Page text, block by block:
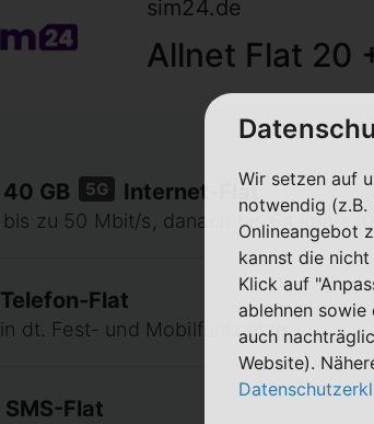
sim24.de
Allnet Flat 20
40 GB 5G Internet-Flat
bis zu 50 Mbit/s, danach bis 64 kbit/s
Telefon-Flat
in dt. Fest- und Mobilfunknetze
SMS-Flat
Wir setzen auf
notwendig (z.B.
Onlineangebot
kannst die
Klick auf
ablehnen
auch
Website).